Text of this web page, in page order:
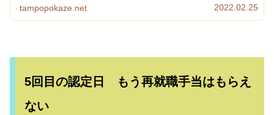
tampopokaze.net 2022.02.25
5回目の認定日 もう再就職手当はもらえ
ない